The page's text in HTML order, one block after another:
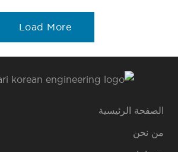
Load More
الصفحة الرئيسية
من نحن